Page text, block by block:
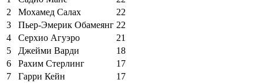
2
Мохамед Салах
22
3
Пьер-Эмерик Обамеянг 22
4
Серхио Агуэро
21
5
Джейми Варди
18
6
Рахим Стерлинг
17
7
Гарри Кейн
17